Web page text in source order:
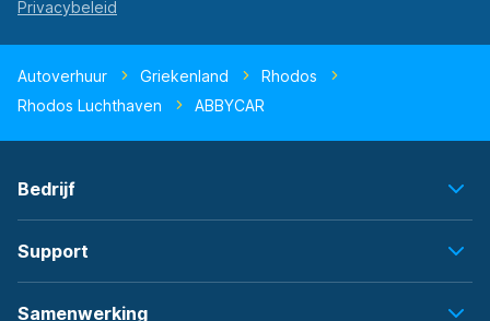
Autoverhuur Griekenland
Rhodos
Rhodos Luchthaven
ABBYCAR
Bedrijf
Support
Samenwerking